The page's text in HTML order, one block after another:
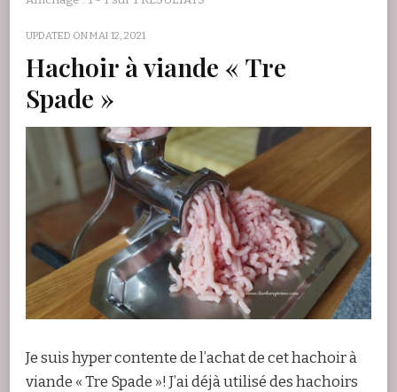
UPDATED ONMAI 12, 2021
Hachoir à viande « Tre
Spade »
Je suis hyper contente de l’achat de cet hachoir à
viande « Tre Spade »! J’ai déjà utilisé des hachoirs